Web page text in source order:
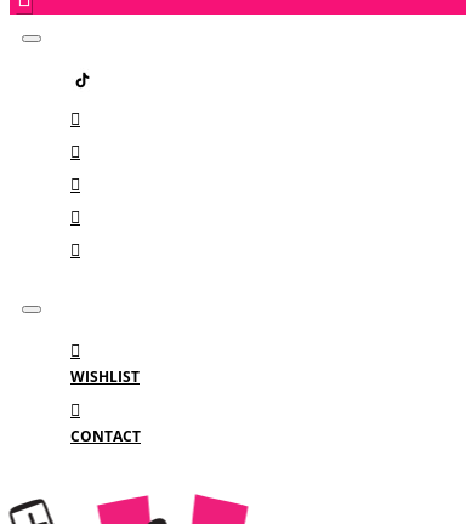
WISHLIST
CONTACT
Meniu